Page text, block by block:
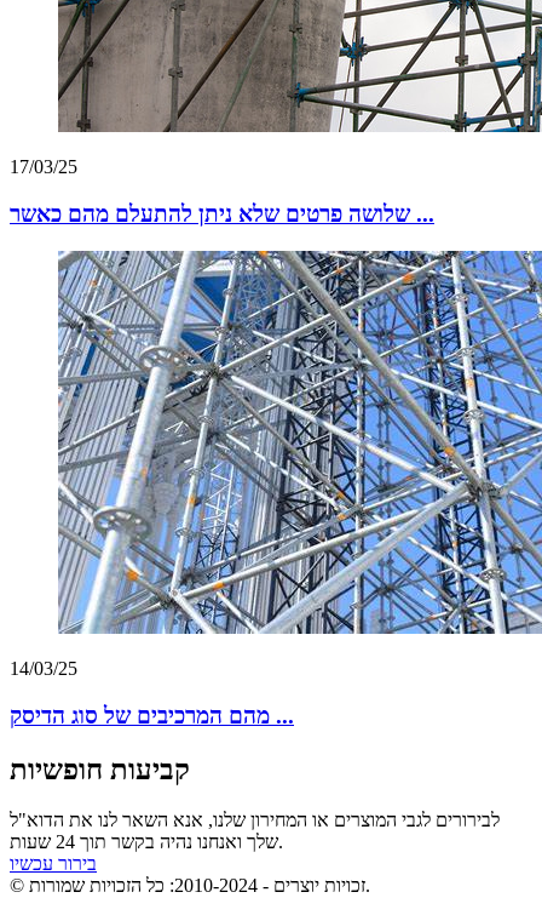
17/03/25
שלושה פרטים שלא ניתן להתעלם מהם כאשר ...
14/03/25
מהם המרכיבים של סוג הדיסק ...
קביעות חופשיות
לבירורים לגבי המוצרים או המחירון שלנו, אנא השאר לנו את הדוא"ל
שלך ואנחנו נהיה בקשר תוך 24 שעות.
בירור עכשיו
© זכויות יוצרים - 2010-2024: כל הזכויות שמורות.